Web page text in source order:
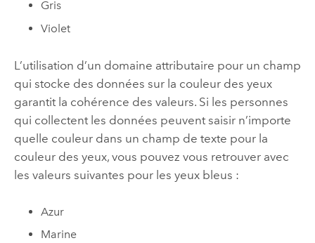
Gris
Violet
L’utilisation d’un domaine attributaire pour un champ
qui stocke des données sur la couleur des yeux
garantit la cohérence des valeurs. Si les personnes
qui collectent les données peuvent saisir n’importe
quelle couleur dans un champ de texte pour la
couleur des yeux, vous pouvez vous retrouver avec
les valeurs suivantes pour les yeux bleus :
Azur
Marine